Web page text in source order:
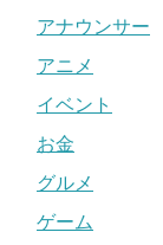
アナウンサー
アニメ
イベント
お金
グルメ
ゲーム